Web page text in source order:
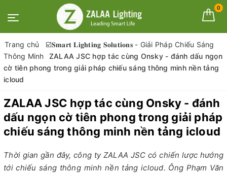
0
Trang chủ
☑️𝐒𝐦𝐚𝐫𝐭 𝐋𝐢𝐠𝐡𝐭𝐢𝐧𝐠 𝐒𝐨𝐥𝐮𝐭𝐢𝐨𝐧𝐬 - Giải Pháp Chiếu Sáng
Thông Minh
ZALAA JSC hợp tác cùng Onsky - đánh dấu ngọn
cờ tiên phong trong giải pháp chiếu sáng thông minh nền tảng
icloud
ZALAA JSC hợp tác cùng Onsky - đánh
dấu ngọn cờ tiên phong trong giải pháp
chiếu sáng thông minh nền tảng icloud
Thời gian gần đây, công ty ZALAA JSC có chiến lược hướng
tới chiếu sáng thông minh nền tảng icloud. Ông Phạm Văn